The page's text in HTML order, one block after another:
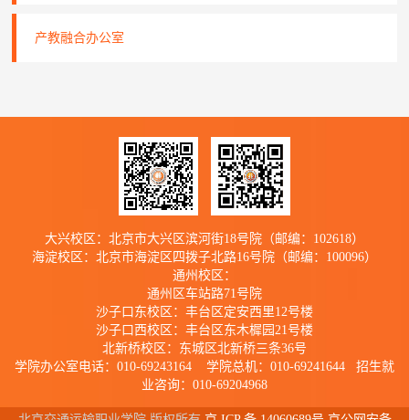
产教融合办公室
大兴校区：北京市大兴区滨河街18号院（邮编：102618）
海淀校区：北京市海淀区四拨子北路16号院（邮编：100096）
通州校区：
通州区车站路71号院
沙子口东校区：丰台区定安西里12号楼
沙子口西校区：丰台区东木樨园21号楼
北新桥校区：东城区北新桥三条36号
学院办公室电话：010-69243164 学院总机：010-69241644 招生就
业咨询：010-69204968